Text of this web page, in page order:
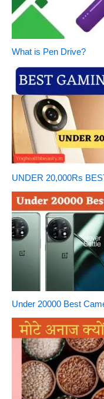
What is Pen Drive?
UNDER 20,000Rs
Under 20000 Best